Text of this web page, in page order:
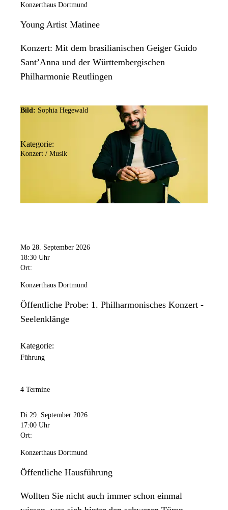
Konzerthaus Dortmund
Young Artist Matinee
Konzert: Mit dem brasilianischen Geiger Guido
Sant’Anna und der Württembergischen
Philharmonie Reutlingen
Bild: Sophia Hegewald
Kategorie:
Konzert / Musik
Mo 28. September 2026
18:30 Uhr
Ort:
Konzerthaus Dortmund
Öffentliche Probe: 1. Philharmonisches Konzert -
Seelenklänge
Kategorie:
Führung
4 Termine
Di 29. September 2026
17:00 Uhr
Ort:
Konzerthaus Dortmund
Öffentliche Hausführung
Wollten Sie nicht auch immer schon einmal